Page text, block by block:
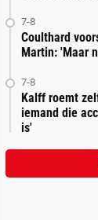
7-8
Coulthard
Martin: 'Maar
7-8
Kalff roemt
iemand die
is'